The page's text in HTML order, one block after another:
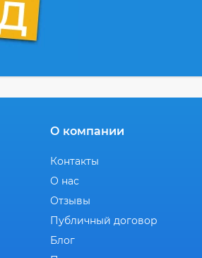
О компании
Контакты
О нас
Отзывы
Публичный договор
Блог